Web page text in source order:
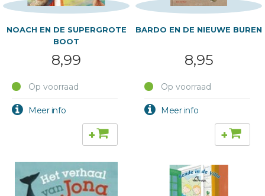
NOACH EN DE SUPERGROTE
BOOT
8,99
Op voorraad
+
BARDO EN DE NIEUWE BUREN
8,95
Op voorraad
+